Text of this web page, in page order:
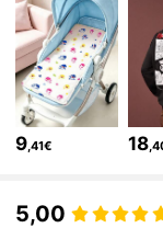
4,93
9,41€ 18
5,00